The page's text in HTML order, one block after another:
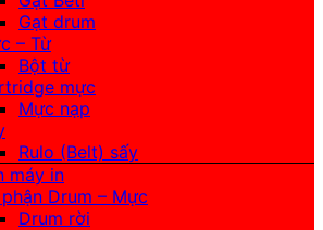
Gạt drum
– Từ
Bột từ
mực
Mực nạp
Rulo (Belt) sấy
máy in
Drum – Mực
Drum rời